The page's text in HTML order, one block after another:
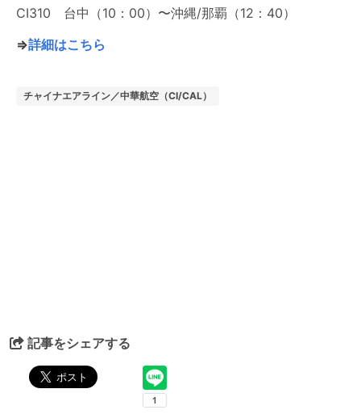
CI310 台中（10：00）〜沖縄/那覇（12：40）
⇒詳細はこちら
チャイナエアライン／中華航空（CI/CAL）
記事をシェアする